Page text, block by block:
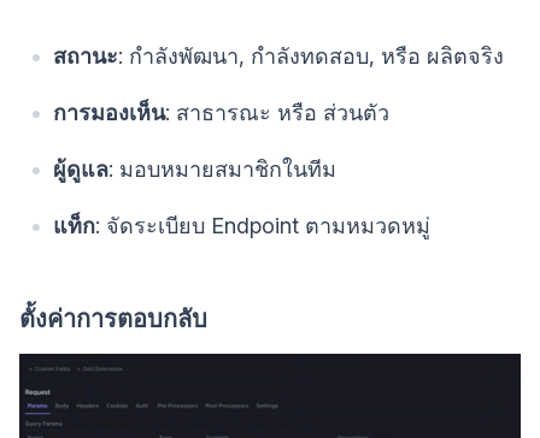
สถานะ: กำลังพัฒนา, กำลังทดสอบ, หรือ ผลิตจริง
การมองเห็น: สาธารณะ หรือ ส่วนตัว
ผู้ดูแล: มอบหมายสมาชิกในทีม
แท็ก: จัดระเบียบ Endpoint ตามหมวดหมู่
ตั้งค่าการตอบกลับ